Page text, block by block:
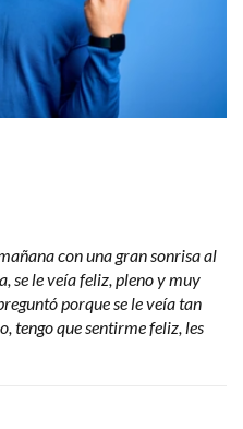
con una gran sonrisa al
se le veía feliz, pleno y muy
porque se le veía tan
tengo que sentirme feliz, les